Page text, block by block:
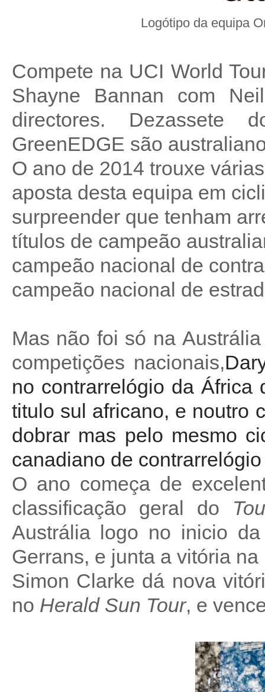
Logótipo da equipa
Compete na UCI World
Shayne Bannan com
directores. Dezassete
GreenEDGE são
O ano de 2014 trouxe
aposta desta equipa em
surpreender que tenham
títulos de campeão
campeão nacional de
campeão nacional de
Mas não foi só na
competições nacionais,
no contrarrelógio da África
titulo sul africano, e noutro
dobrar mas pelo mesmo
canadiano de
O ano começa de
classificação geral do
Austrália logo no inicio
Gerrans, e junta a vitória
Simon Clarke dá nova
no Herald Sun Tour, e